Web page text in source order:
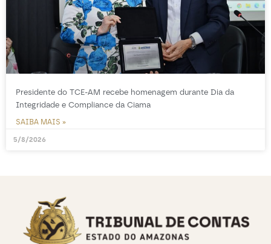
Presidente do TCE-AM recebe homenagem durante Dia da
Integridade e Compliance da Ciama
SAIBA MAIS »
5/8/2026